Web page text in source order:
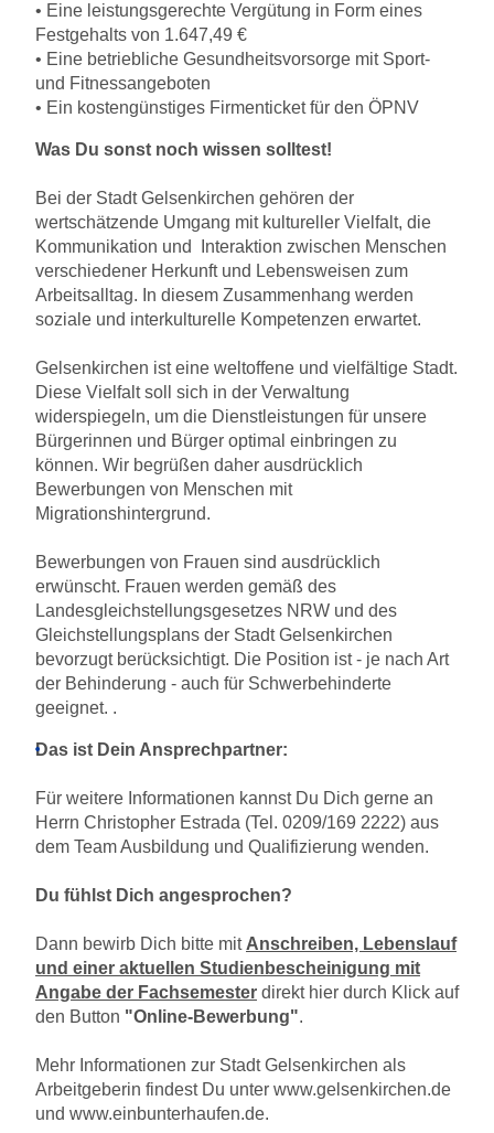
• Eine leistungsgerechte Vergütung in Form eines
Festgehalts von 1.647,49 €
• Eine betriebliche Gesundheitsvorsorge mit Sport-
und Fitnessangeboten
• Ein kostengünstiges Firmenticket für den ÖPNV
Was Du sonst noch wissen solltest!
Bei der Stadt Gelsenkirchen gehören der
wertschätzende Umgang mit kultureller Vielfalt, die
Kommunikation und Interaktion zwischen Menschen
verschiedener Herkunft und Lebensweisen zum
Arbeitsalltag. In diesem Zusammenhang werden
soziale und interkulturelle Kompetenzen erwartet.
Gelsenkirchen ist eine weltoffene und vielfältige Stadt.
Diese Vielfalt soll sich in der Verwaltung
widerspiegeln, um die Dienstleistungen für unsere
Bürgerinnen und Bürger optimal einbringen zu
können. Wir begrüßen daher ausdrücklich
Bewerbungen von Menschen mit
Migrationshintergrund.
Bewerbungen von Frauen sind ausdrücklich
erwünscht. Frauen werden gemäß des
Landesgleichstellungsgesetzes NRW und des
Gleichstellungsplans der Stadt Gelsenkirchen
bevorzugt berücksichtigt. Die Position ist - je nach Art
der Behinderung - auch für Schwerbehinderte
geeignet. .
Das ist Dein Ansprechpartner:
Für weitere Informationen kannst Du Dich gerne an
Herrn Christopher Estrada (Tel. 0209/169 2222) aus
dem Team Ausbildung und Qualifizierung wenden.
Du fühlst Dich angesprochen?
Dann bewirb Dich bitte mit Anschreiben, Lebenslauf
und einer aktuellen Studienbescheinigung mit
Angabe der Fachsemester direkt hier durch Klick auf
den Button "Online-Bewerbung".
Mehr Informationen zur Stadt Gelsenkirchen als
Arbeitgeberin findest Du unter www.gelsenkirchen.de
und www.einbunterhaufen.de.